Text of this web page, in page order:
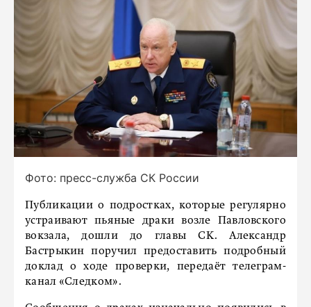
Фото: пресс-служба СК России
Публикации о подростках, которые регулярно
устраивают пьяные драки возле Павловского
вокзала, дошли до главы СК. Александр
Бастрыкин поручил предоставить подробный
доклад о ходе проверки, передаёт телеграм-
канал «Следком».